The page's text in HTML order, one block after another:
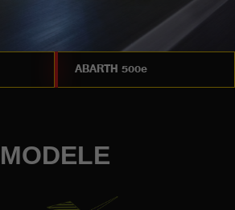
ABARTH 500e
MODELE